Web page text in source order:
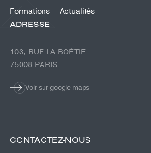
ADRESSE
103, RUE LA BOÉTIE
75008 PARIS
Voir sur google maps
Formations
Actualités
CONTACTEZ-NOUS